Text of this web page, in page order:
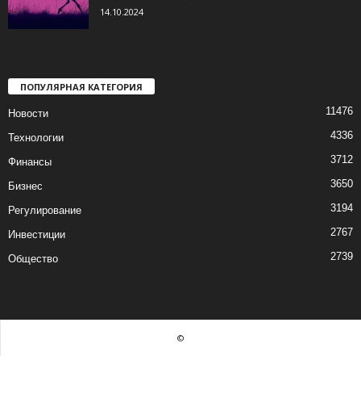
14.10.2024
ПОПУЛЯРНАЯ КАТЕГОРИЯ
Новости 11476
Технологии 4336
Финансы 3712
Бизнес 3650
Регулирование 3194
Инвестиции 2767
Общество 2739
©